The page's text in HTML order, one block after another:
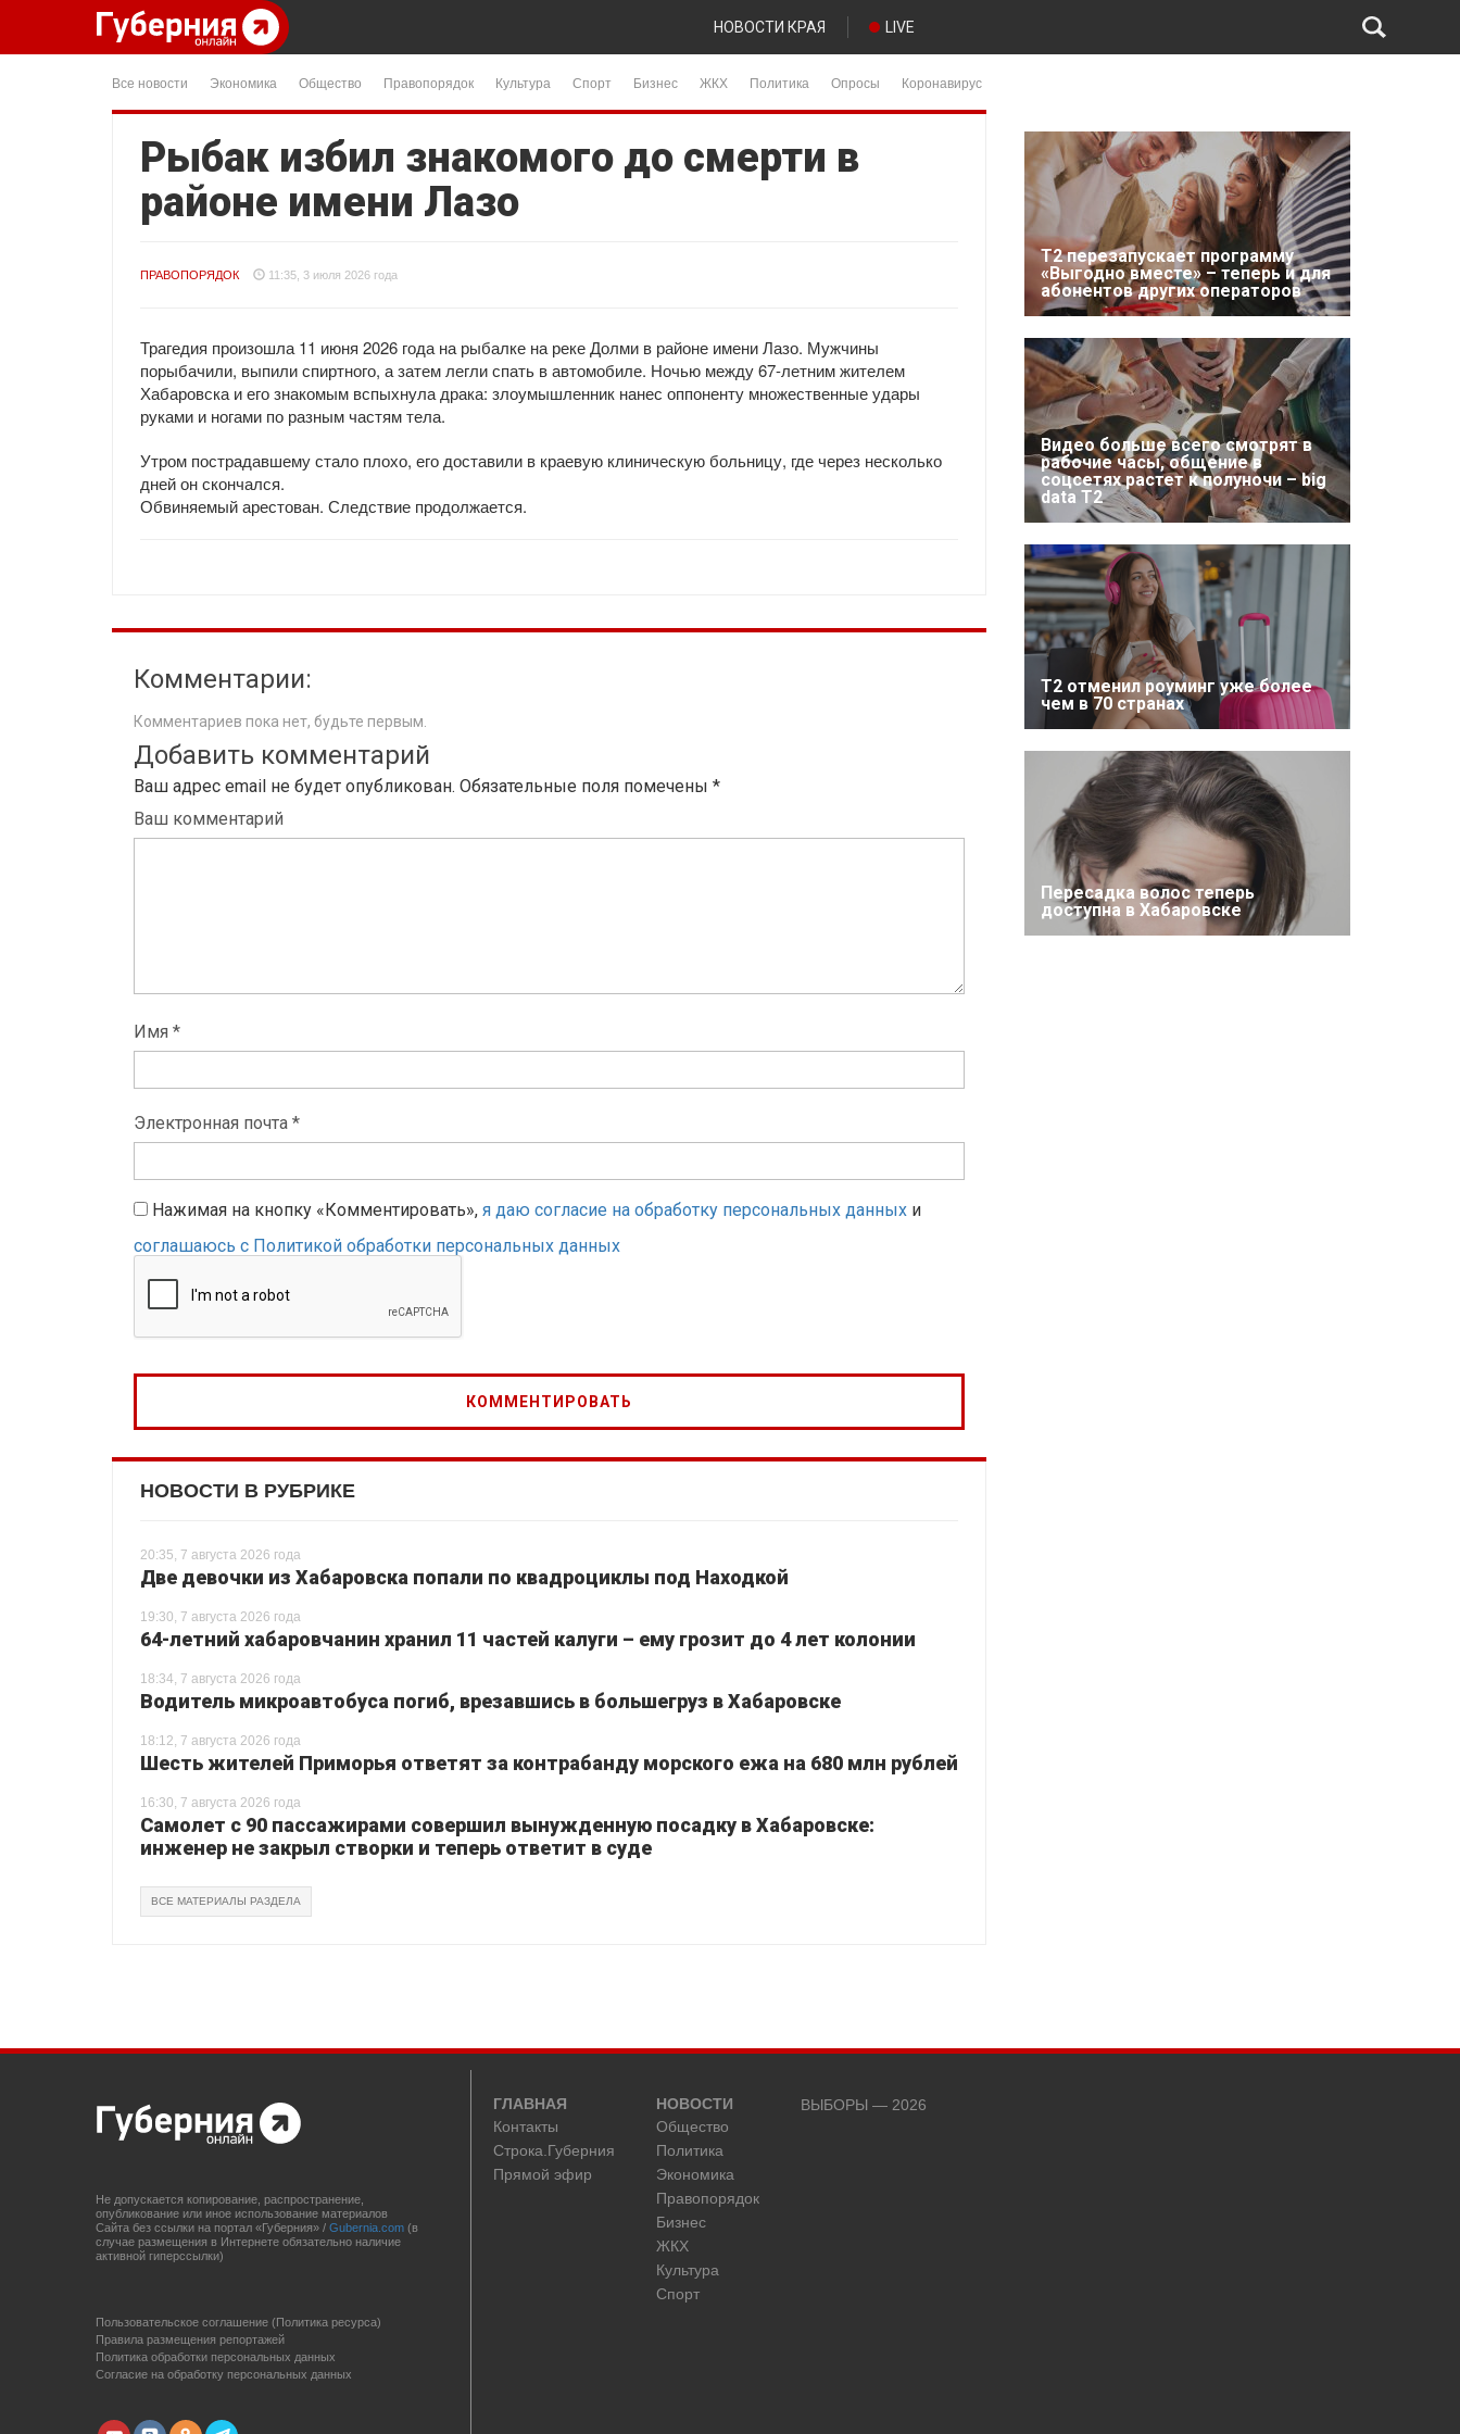
НОВОСТИ КРАЯ LIVE
Все новости Экономика Общество Правопорядок Культура Спорт Бизнес ЖКХ Политика Опросы Коронавирус
Рыбак избил знакомого до смерти в
районе имени Лазо
ПРАВОПОРЯДОК 11:35, 3 июля 2026 года
Трагедия произошла 11 июня 2026 года на рыбалке на реке Долми в районе имени Лазо. Мужчины
порыбачили, выпили спиртного, а затем легли спать в автомобиле. Ночью между 67-летним жителем
Хабаровска и его знакомым вспыхнула драка: злоумышленник нанес оппоненту множественные удары
руками и ногами по разным частям тела.
Утром пострадавшему стало плохо, его доставили в краевую клиническую больницу, где через несколько
дней он скончался.
Обвиняемый арестован. Следствие продолжается.
Комментарии:
Комментариев пока нет, будьте первым.
Добавить комментарий
Ваш адрес email не будет опубликован. Обязательные поля помечены *
Ваш комментарий
Имя *
Электронная почта *
Нажимая на кнопку «Комментировать», я даю согласие на обработку персональных данных и
соглашаюсь с Политикой обработки персональных данных
НОВОСТИ В РУБРИКЕ
20:35, 7 августа 2026 года
Две девочки из Хабаровска попали по квадроциклы под Находкой
19:30, 7 августа 2026 года
64-летний хабаровчанин хранил 11 частей калуги – ему грозит до 4 лет колонии
18:34, 7 августа 2026 года
Водитель микроавтобуса погиб, врезавшись в большегруз в Хабаровске
18:12, 7 августа 2026 года
Шесть жителей Приморья ответят за контрабанду морского ежа на 680 млн рублей
16:30, 7 августа 2026 года
Самолет с 90 пассажирами совершил вынужденную посадку в Хабаровске:
инженер не закрыл створки и теперь ответит в суде
ВСЕ МАТЕРИАЛЫ РАЗДЕЛА
Т2 перезапускает программу
«Выгодно вместе» – теперь и для
абонентов других операторов
Видео больше всего смотрят в
рабочие часы, общение в
соцсетях растет к полуночи – big
data T2
Т2 отменил роуминг уже более
чем в 70 странах
Пересадка волос теперь
доступна в Хабаровске
Не допускается копирование, распространение,
опубликование или иное использование материалов
Сайта без ссылки на портал «Губерния» / Gubernia.com (в
случае размещения в Интернете обязательно наличие
активной гиперссылки)
Пользовательское соглашение (Политика ресурса)
Правила размещения репортажей
Политика обработки персональных данных
Согласие на обработку персональных данных
ГЛАВНАЯ
Контакты
Строка.Губерния
Прямой эфир
НОВОСТИ
Общество
Политика
Экономика
Правопорядок
Бизнес
ЖКХ
Культура
Спорт
ВЫБОРЫ — 2026